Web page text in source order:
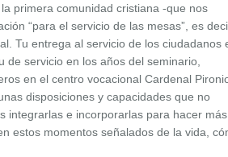
primera comunidad cristiana -que nos
“para el servicio de las mesas”, es
Tu entrega al servicio de los ciudadanos
servicio en los años del seminario,
en el centro vocacional Cardenal
disposiciones y capacidades que no
integrarlas e incorporarlas para hacer
estos momentos señalados de la vida,